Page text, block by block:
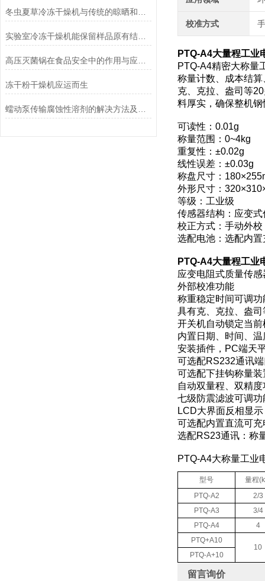
实验室冷冻干燥机能保留样品原有结构和活性
冻干粉干燥机应运而生
校准方式
PTQ-A4大量程工业
PTQ-A4精密大称量
称量计数、成本结
克、克拉、盎司等
料厚实，确保整机
可读性：0.01g
称量范围：0~4kg
重复性：±0.02g
线性误差：±0.03g
称盘尺寸：
外形尺寸：
等级：工业级
传感器结构：应变式
校正方式：手动外校
选配电池：选配内置
PTQ-A4大量程工业
应变电阻式质量传感
外部校准功能
称重稳定时间可调功
具有克、克拉、盎
开关机自动锁定当前
内置日期、时间、
安装插件，PC端天
可选配RS232通讯
可选配下挂钩称量装
自动双量程、双精度
七级防震滤波可调功
LCD大界面反相显示
可选配内置直流可充
选配RS23通讯：称
PTQ-A4大称量工业
型号
量程
PTQ-A2
2/3
PTQ-A3
3/4
PTQ-A4
4
PTQ+A10
10
PTQ-A+10
留言询价